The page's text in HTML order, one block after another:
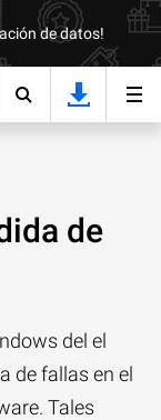
de datos!
de
del el
de fallas en el
Tales